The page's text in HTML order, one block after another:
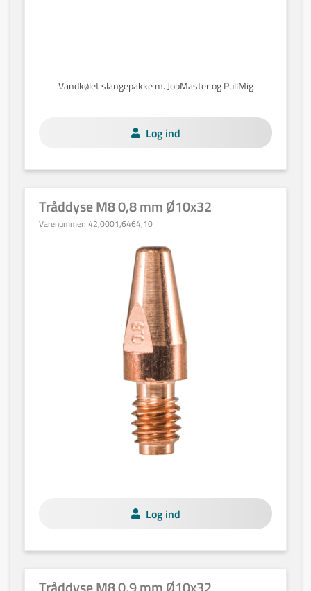
Vandkølet slangepakke m. JobMaster og PullMig
Log ind
Tråddyse M8 0,8 mm Ø10x32
Varenummer: 42,0001,6464,10
Log ind